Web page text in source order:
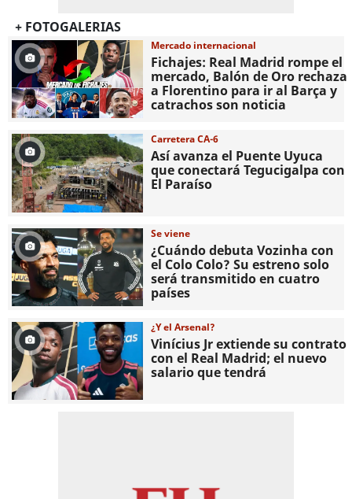
+ FOTOGALERIAS
Mercado internacional
Fichajes: Real Madrid rompe el
mercado, Balón de Oro rechaza
a Florentino para ir al Barça y
catrachos son noticia
Carretera CA-6
Así avanza el Puente Uyuca
que conectará Tegucigalpa con
El Paraíso
Se viene
¿Cuándo debuta Vozinha con
el Colo Colo? Su estreno solo
será transmitido en cuatro
países
¿Y el Arsenal?
Vinícius Jr extiende su contrato
con el Real Madrid; el nuevo
salario que tendrá